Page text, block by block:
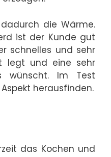
die Wärme.
ist der Kunde gut
schnelles und sehr
legt und eine sehr
wünscht. Im Test
herausfinden.
das Kochen und